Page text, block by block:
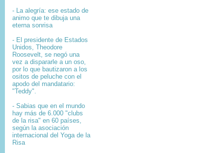
- La alegría: ese estado de
animo que te dibuja una
eterna sonrisa
- El presidente de Estados
Unidos, Theodore
Roosevelt, se negó una
vez a dispararle a un oso,
por lo que bautizaron a los
ositos de peluche con el
apodo del mandatario:
"Teddy".
- Sabias que en el mundo
hay más de 6.000 "clubs
de la risa" en 60 países,
según la asociación
internacional del Yoga de la
Risa